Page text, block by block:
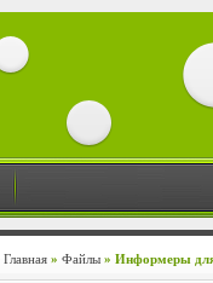
Главная » Файлы » Информеры